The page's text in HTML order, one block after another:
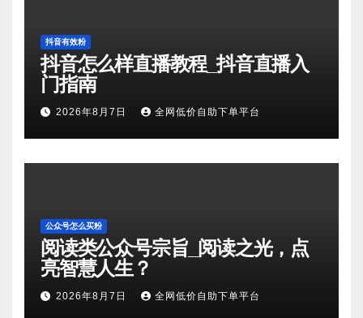
抖音有效粉
抖音怎么样直播教程_抖音直播入
门指南
2026年8月7日 全网低价自助下单平台
公众号怎么买粉
阅读类公众号宗旨_阅读之光，点
亮智慧人生？
2026年8月7日 全网低价自助下单平台